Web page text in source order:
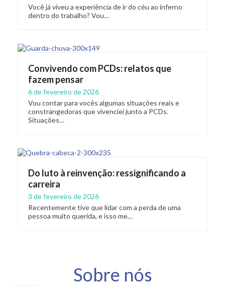
Você já viveu a experiência de ir do céu ao inferno
dentro do trabalho? Vou…
Convivendo com PCDs: relatos que
fazem pensar
6 de fevereiro de 2026
Vou contar para vocês algumas situações reais e
constrangedoras que vivenciei junto a PCDs.
Situações…
Do luto à reinvenção: ressignificando a
carreira
3 de fevereiro de 2026
Recentemente tive que lidar com a perda de uma
pessoa muito querida, e isso me…
Sobre nós